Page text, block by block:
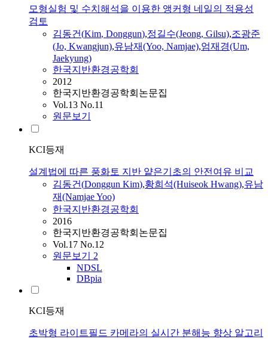
모형실험 및 수치해석을 이용한 앵커형 네일의 적용성
검토
김동건(Kim, Donggun),정길수(Jeong, Gilsu),조광준
(Jo, Kwangjun),유남재(Yoo, Namjae),엄재경(Um,
Jaekyung)
한국지반환경공학회
2012
한국지반환경공학회논문집
Vol.13 No.11
원문보기
KCI등재
설계법에 따른 풍화토 지반 얕은기초의 안전여유 비교
김동건(Donggun Kim),황희석(Huiseok Hwang),유남
재(Namjae Yoo)
한국지반환경공학회
2016
한국지반환경공학회논문집
Vol.17 No.12
원문보기 2
NDSL
DBpia
KCI등재
초박형 라이트필드 카메라의 실시간 분해능 향상 알고리